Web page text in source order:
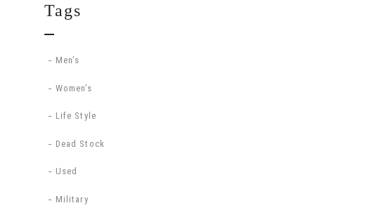
Tags
Men’s
Women’s
Life Style
Dead Stock
Used
Military